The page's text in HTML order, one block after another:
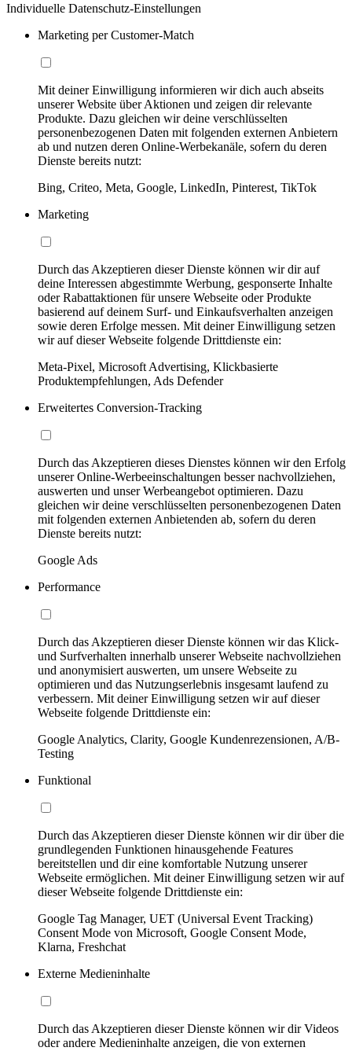
Individuelle Datenschutz-Einstellungen
Marketing per Customer-Match
Mit deiner Einwilligung informieren wir dich auch abseits
unserer Website über Aktionen und zeigen dir relevante
Produkte. Dazu gleichen wir deine verschlüsselten
personenbezogenen Daten mit folgenden externen Anbietern
ab und nutzen deren Online-Werbekanäle, sofern du deren
Dienste bereits nutzt:
Bing, Criteo, Meta, Google, LinkedIn, Pinterest, TikTok
Marketing
Durch das Akzeptieren dieser Dienste können wir dir auf
deine Interessen abgestimmte Werbung, gesponserte Inhalte
oder Rabattaktionen für unsere Webseite oder Produkte
basierend auf deinem Surf- und Einkaufsverhalten anzeigen
sowie deren Erfolge messen. Mit deiner Einwilligung setzen
wir auf dieser Webseite folgende Drittdienste ein:
Meta-Pixel, Microsoft Advertising, Klickbasierte
Produktempfehlungen, Ads Defender
Erweitertes Conversion-Tracking
Durch das Akzeptieren dieses Dienstes können wir den Erfolg
unserer Online-Werbeeinschaltungen besser nachvollziehen,
auswerten und unser Werbeangebot optimieren. Dazu
gleichen wir deine verschlüsselten personenbezogenen Daten
mit folgenden externen Anbietenden ab, sofern du deren
Dienste bereits nutzt:
Google Ads
Performance
Durch das Akzeptieren dieser Dienste können wir das Klick-
und Surfverhalten innerhalb unserer Webseite nachvollziehen
und anonymisiert auswerten, um unsere Webseite zu
optimieren und das Nutzungserlebnis insgesamt laufend zu
verbessern. Mit deiner Einwilligung setzen wir auf dieser
Webseite folgende Drittdienste ein:
Google Analytics, Clarity, Google Kundenrezensionen, A/B-
Testing
Funktional
Durch das Akzeptieren dieser Dienste können wir dir über die
grundlegenden Funktionen hinausgehende Features
bereitstellen und dir eine komfortable Nutzung unserer
Webseite ermöglichen. Mit deiner Einwilligung setzen wir auf
dieser Webseite folgende Drittdienste ein:
Google Tag Manager, UET (Universal Event Tracking)
Consent Mode von Microsoft, Google Consent Mode,
Klarna, Freshchat
Externe Medieninhalte
Durch das Akzeptieren dieser Dienste können wir dir Videos
oder andere Medieninhalte anzeigen, die von externen